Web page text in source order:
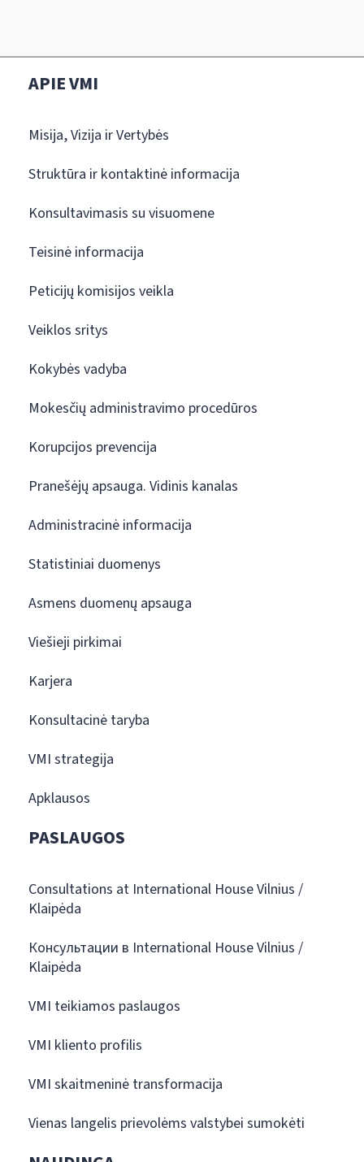
APIE VMI
Misija, Vizija ir Vertybės
Struktūra ir kontaktinė informacija
Konsultavimasis su visuomene
Teisinė informacija
Peticijų komisijos veikla
Veiklos sritys
Kokybės vadyba
Mokesčių administravimo procedūros
Korupcijos prevencija
Pranešėjų apsauga. Vidinis kanalas
Administracinė informacija
Statistiniai duomenys
Asmens duomenų apsauga
Viešieji pirkimai
Karjera
Konsultacinė taryba
VMI strategija
Apklausos
PASLAUGOS
Consultations at International House Vilnius /
Klaipėda
Консультации в International House Vilnius /
Klaipėda
VMI teikiamos paslaugos
VMI kliento profilis
VMI skaitmeninė transformacija
Vienas langelis prievolėms valstybei sumokėti